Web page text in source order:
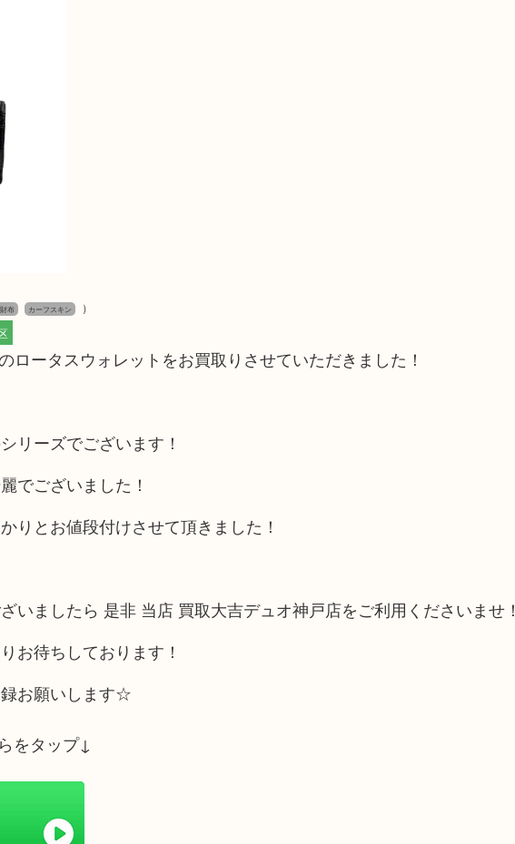
財布 カーフスキン
）
ロータスウォレットをお買取りさせていただきました！
リーズでございます！
でございました！
りとお値段付けさせて頂きました！
いましたら 是非 当店 買取大吉デュオ神戸店をご利用くださいませ！
お待ちしております！
お願いします☆
をタップ↓